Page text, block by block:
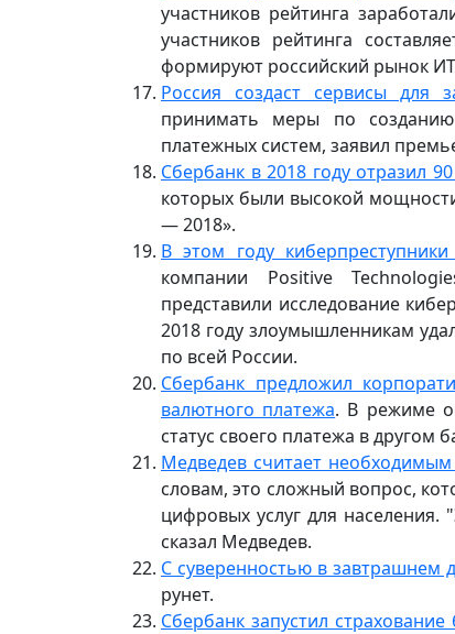
участников рейтинга
участников рейтинга
формируют российский рынок
Россия создаст сервисы для
принимать меры по
платежных систем, заявил
Сбербанк в 2018 году отразил
которых были высокой
— 2018».
В этом году
компании Positive
представили исследование
2018 году злоумышленникам
по всей России.
Сбербанк предложил
валютного платежа. В режиме
статус своего платежа в другом
Медведев считает
словам, это сложный вопрос,
цифровых услуг для
сказал Медведев.
С суверенностью в завтрашнем
рунет.
Сбербанк запустил